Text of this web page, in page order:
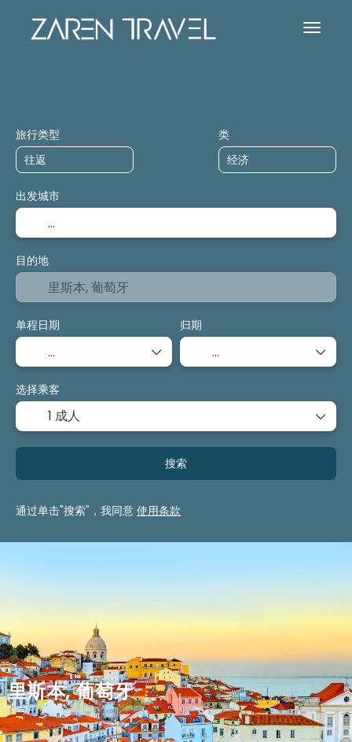
里斯本, 葡萄牙
旅行类型 类
出发城市
目的地
单程日期 归期
选择乘客
1 成人
搜索
通过单击"搜索"，我同意 使用条款